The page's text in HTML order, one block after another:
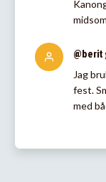
@berit
Jag
fest.
med